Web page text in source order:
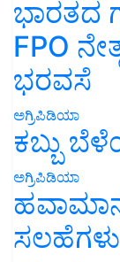
ಭಾರತದ
FPO
ಭರವಸೆ
ಅಗ್ರಿಪಿಡಿಯಾ
ಕಬ್ಬು
ಅಗ್ರಿಪಿಡಿಯಾ
ಸಲಹೆಗಳು